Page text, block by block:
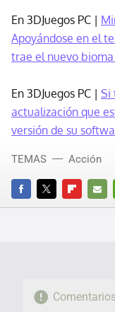
En 3DJuegos PC |
Apoyándose en el
trae el nuevo bioma
En 3DJuegos PC | Si
actualización que
versión de su
FACEBOOKTWITTERFLIPBOARD
E-
TEMAS Acción